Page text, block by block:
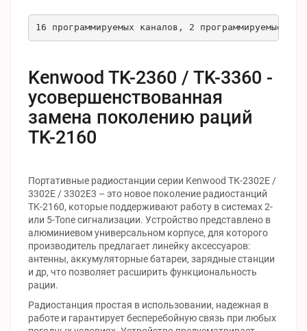
16 программируемых каналов, 2 программируемые
Kenwood TK-2360 / TK-3360 -
усовершенствованная
замена поколению раций
TK-2160
Портативные радиостанции серии Kenwood ТК-2302Е /
3302Е / 3302Е3 – это новое поколение радиостанций
TK-2160, которые поддерживают работу в системах 2-
или 5-Tone сигнализации. Устройство представлено в
алюминиевом универсальном корпусе, для которого
производитель предлагает линейку аксессуаров:
антенны, аккумуляторные батареи, зарядные станции
и др, что позволяет расширить функциональность
рации.
Радиостанция простая в использовании, надежная в
работе и гарантирует бесперебойную связь при любых